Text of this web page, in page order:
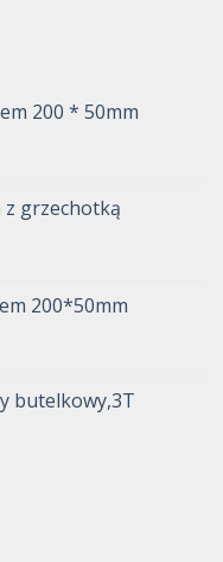
200 * 50mm
z grzechotką
200*50mm
butelkowy,3T